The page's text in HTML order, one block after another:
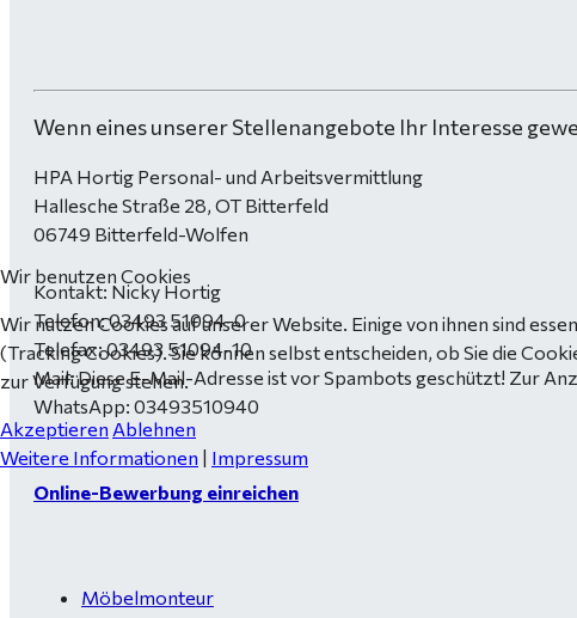
Wenn eines unserer Stellenangebote Ihr Interesse
HPA Hortig Personal- und Arbeitsvermittlung
Hallesche Straße 28, OT Bitterfeld
06749 Bitterfeld-Wolfen
Kontakt: Nicky Hortig
Telefon: 03493 51094-0
Telefax: 03493 51094-10
Mail:Diese E-Mail-Adresse ist vor Spambots geschützt! Zur
WhatsApp: 03493510940
Online-Bewerbung einreichen
Möbelmonteur
Wir benutzen Cookies
Wir nutzen Cookies auf unserer Website. Einige von ihnen sind
(Tracking Cookies). Sie können selbst entscheiden, ob Sie die
zur Verfügung stehen.
Akzeptieren Ablehnen
Weitere Informationen | Impressum